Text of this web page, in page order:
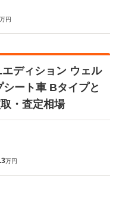
万円
ディション ウェル
ート車 Bタイプと
・査定相場
万円